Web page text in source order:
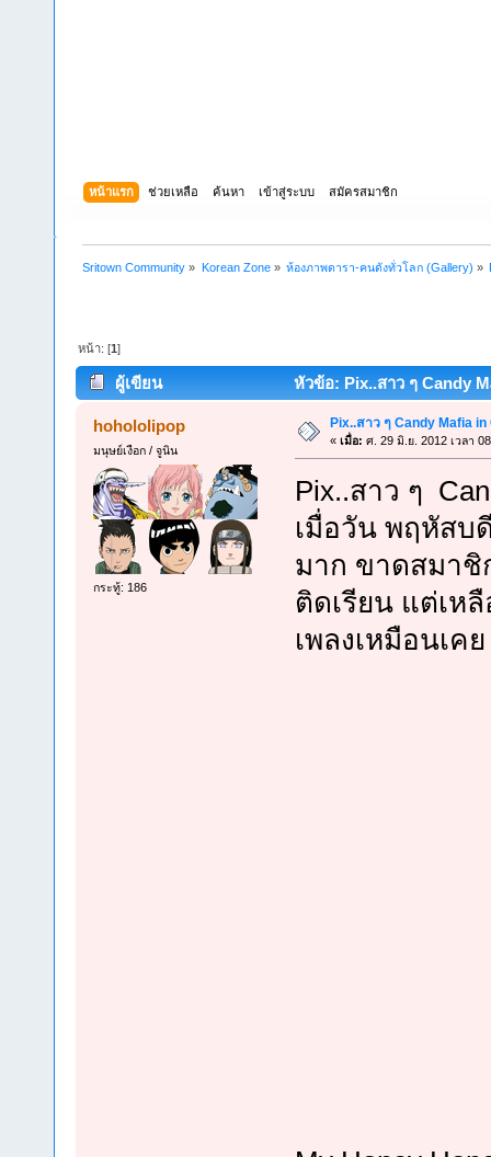
หน้าแรก ช่วยเหลือ ค้นหา เข้าสู่ระบบ สมัครสมาชิก
Sritown Community » Korean Zone» ห้องภาพดารา-คนดังทั่วโลก (Gallery) »
หน้า: [1]
ผู้เขียน หัวข้อ: Pix..สาว ๆ Candy
hohololipop
มนุษย์เงือก / จูนิน
กระทู้: 186
Pix..สาว ๆ Candy Mafia
« เมื่อ: ศ. 29 มิ.ย. 2012 เวลา
Pix..สาว ๆ
เมื่อวัน พฤหัสบ
มาก ขาดสมาชิ
ติดเรียน แต่เห
เพลงเหมือนเค